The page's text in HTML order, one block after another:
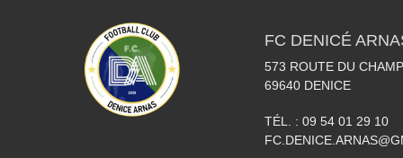
FC DENICÉ
573 ROUTE DU
69640 DENICE
TÉL. : 09 54 01 29 10